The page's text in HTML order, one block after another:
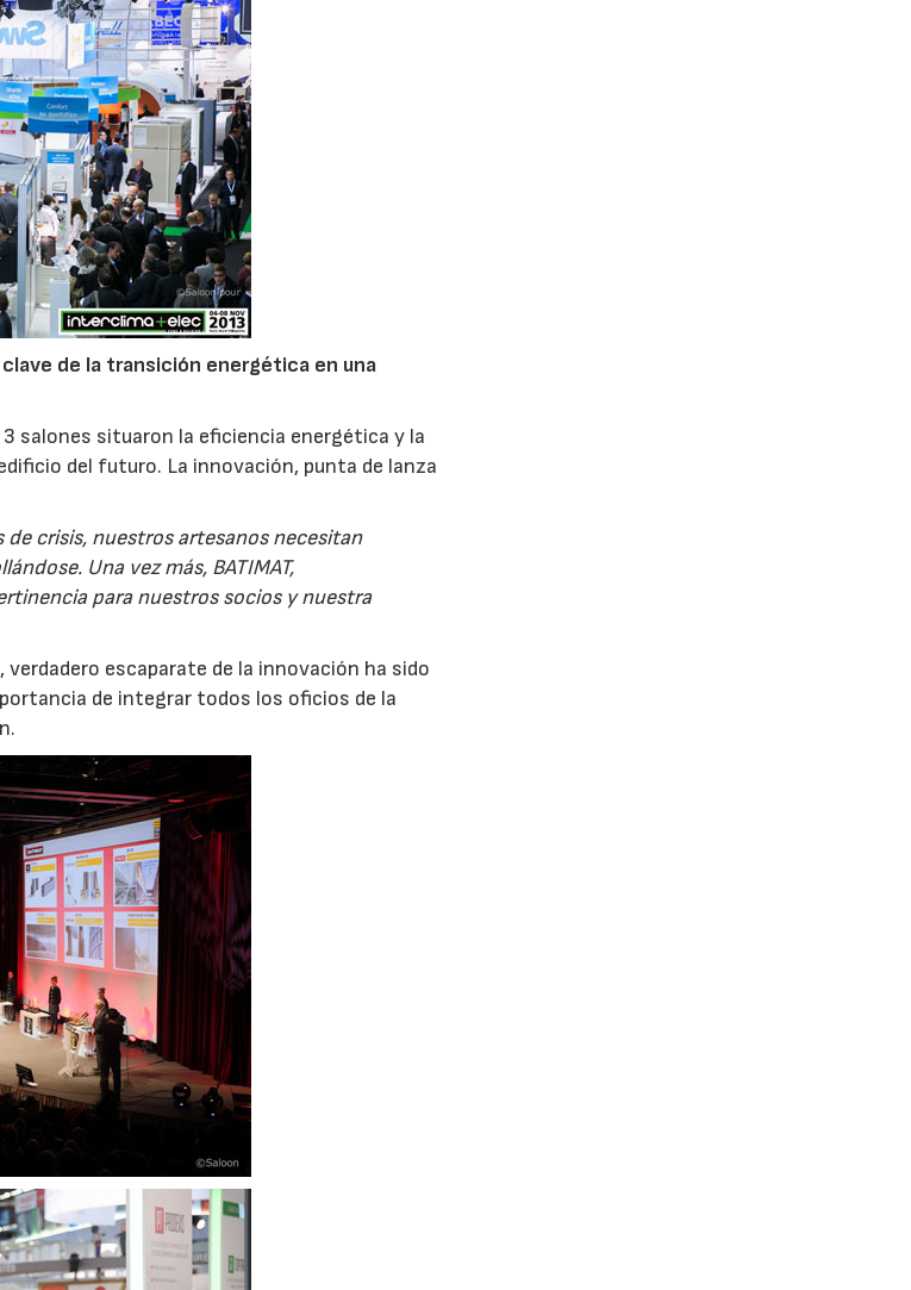
de la transición energética en una
salones situaron la eficiencia energética y la
del futuro. La innovación, punta de lanza
de crisis, nuestros artesanos necesitan
Una vez más, BATIMAT,
para nuestros socios y nuestra
, verdadero escaparate de la innovación ha sido
de integrar todos los oficios de la